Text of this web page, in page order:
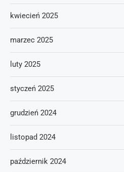
kwiecień 2025
marzec 2025
luty 2025
styczeń 2025
grudzień 2024
listopad 2024
październik 2024